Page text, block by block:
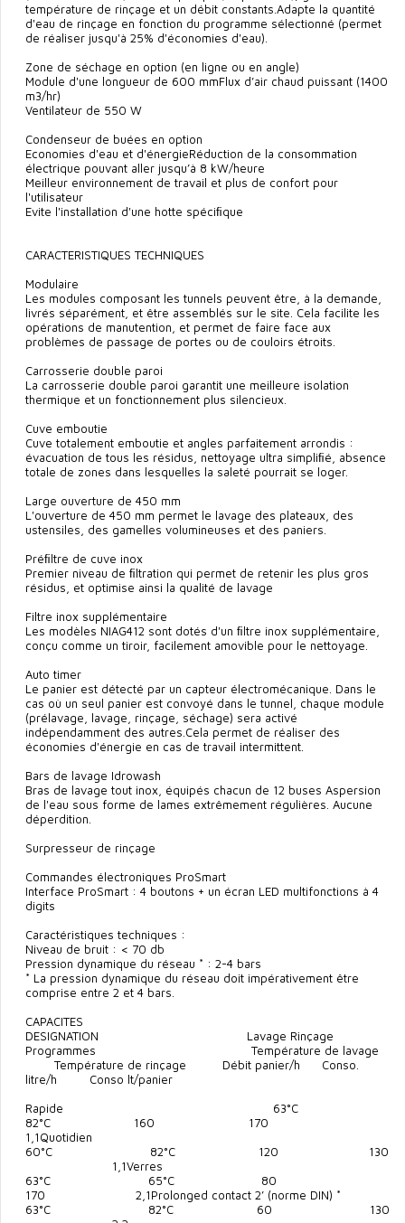
température de rinçage et un débit constants.Adapte la quantité
d'eau de rinçage en fonction du programme sélectionné (permet
de réaliser jusqu'à 25% d'économies d'eau).
Zone de séchage en option (en ligne ou en angle)
Module d'une longueur de 600 mmFlux d’air chaud puissant (1400
m3/hr)
Ventilateur de 550 W
Condenseur de buées en option
Economies d'eau et d'énergieRéduction de la consommation
électrique pouvant aller jusqu’à 8 kW/heure
Meilleur environnement de travail et plus de confort pour
l'utilisateur
Evite l'installation d'une hotte spéciﬁque
CARACTERISTIQUES TECHNIQUES
Modulaire
Les modules composant les tunnels peuvent être, à la demande,
livrés séparément, et être assemblés sur le site. Cela facilite les
opérations de manutention, et permet de faire face aux
problèmes de passage de portes ou de couloirs étroits.
Carrosserie double paroi
La carrosserie double paroi garantit une meilleure isolation
thermique et un fonctionnement plus silencieux.
Cuve emboutie
Cuve totalement emboutie et angles parfaitement arrondis :
évacuation de tous les résidus, nettoyage ultra simpliﬁé, absence
totale de zones dans lesquelles la saleté pourrait se loger.
Large ouverture de 450 mm
L'ouverture de 450 mm permet le lavage des plateaux, des
ustensiles, des gamelles volumineuses et des paniers.
Préﬁltre de cuve inox
Premier niveau de ﬁltration qui permet de retenir les plus gros
résidus, et optimise ainsi la qualité de lavage
Filtre inox supplémentaire
Les modèles NIAG412 sont dotés d'un ﬁltre inox supplémentaire,
conçu comme un tiroir, facilement amovible pour le nettoyage.
Auto timer
Le panier est détecté par un capteur électromécanique. Dans le
cas où un seul panier est convoyé dans le tunnel, chaque module
(prélavage, lavage, rinçage, séchage) sera activé
indépendamment des autres.Cela permet de réaliser des
économies d'énergie en cas de travail intermittent.
Bars de lavage Idrowash
Bras de lavage tout inox, équipés chacun de 12 buses Aspersion
de l'eau sous forme de lames extrêmement régulières. Aucune
déperdition.
Surpresseur de rinçage
Commandes électroniques ProSmart
Interface ProSmart : 4 boutons + un écran LED multifonctions à 4
digits
Caractéristiques techniques :
Niveau de bruit : < 70 db
Pression dynamique du réseau * : 2-4 bars
* La pression dynamique du réseau doit impérativement être
comprise entre 2 et 4 bars.
CAPACITES
DESIGNATION Lavage Rinçage
Programmes Température de lavage
Température de rinçage Débit panier/h Conso.
litre/h Conso lt/panier
Rapide 63°C
82°C 160 170
1,1Quotidien
60°C 82°C 120 130
1,1Verres
63°C 65°C 80
170 2,1Prolonged contact 2’ (norme DIN) *
63°C 82°C 60 130